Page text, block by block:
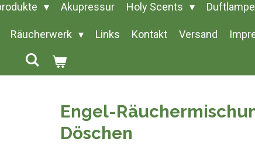
Akupressur Holy Scents
Räucherwerk Links Kontakt Versand
Engel-
Döschen